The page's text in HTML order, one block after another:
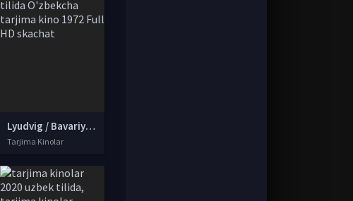
Lyudvig / Bavariya qiroli Ludwig II Biografik film Uzbek tilida O'zbekcha tarjima kino 1972 Full HD skachat
Tarjima Kinolar